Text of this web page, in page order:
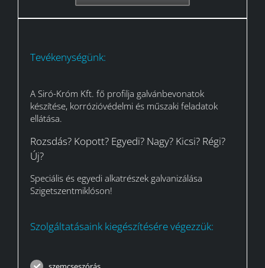
Tevékenységünk:
A Siró-Króm Kft. fő profilja galvánbevonatok
készítése, korrózióvédelmi és műszaki feladatok
ellátása.
Rozsdás? Kopott? Egyedi? Nagy? Kicsi? Régi?
Új?
Speciális és egyedi alkatrészek galvanizálása
Szigetszentmiklóson!
Szolgáltatásaink kiegészítésére végezzük: